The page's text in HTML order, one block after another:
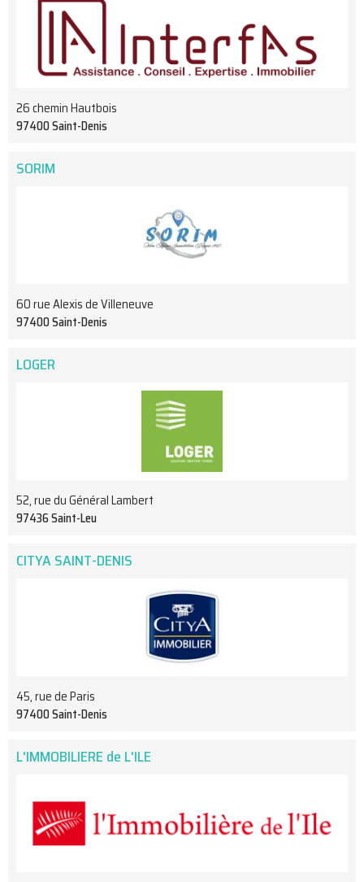
26 chemin Hautbois
97400 Saint-Denis
SORIM
60 rue Alexis de Villeneuve
97400 Saint-Denis
LOGER
52, rue du Général Lambert
97436 Saint-Leu
CITYA SAINT-DENIS
45, rue de Paris
97400 Saint-Denis
L'IMMOBILIERE de L'ILE